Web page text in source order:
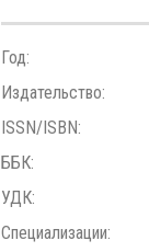
Год:
Издательство:
ISSN/ISBN:
ББК:
УДК:
Специализации: